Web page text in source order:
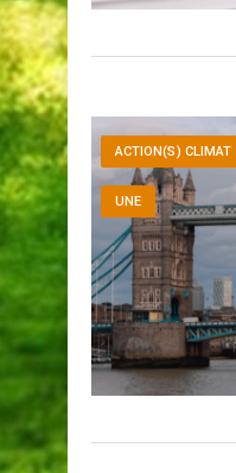
ACTION(S) CLIMAT
UNE